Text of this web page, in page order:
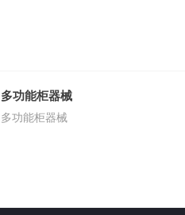
多功能柜器械
多功能柜器械